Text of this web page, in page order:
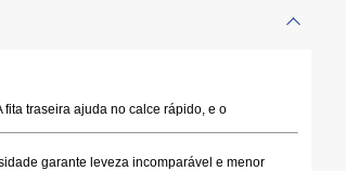
traseira ajuda no calce rápido, e o
garante leveza incomparável e menor